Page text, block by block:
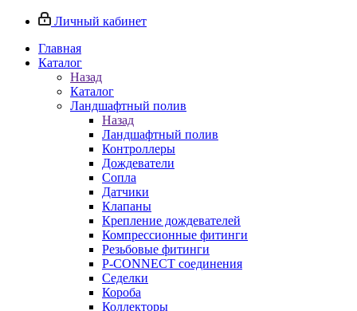
Личный кабинет
Главная
Каталог
Назад
Каталог
Ландшафтный полив
Назад
Ландшафтный полив
Контроллеры
Дождеватели
Сопла
Датчики
Клапаны
Крепление дождевателей
Компрессионные фитинги
Резьбовые фитинги
P-CONNECT соединения
Седелки
Короба
Коллекторы